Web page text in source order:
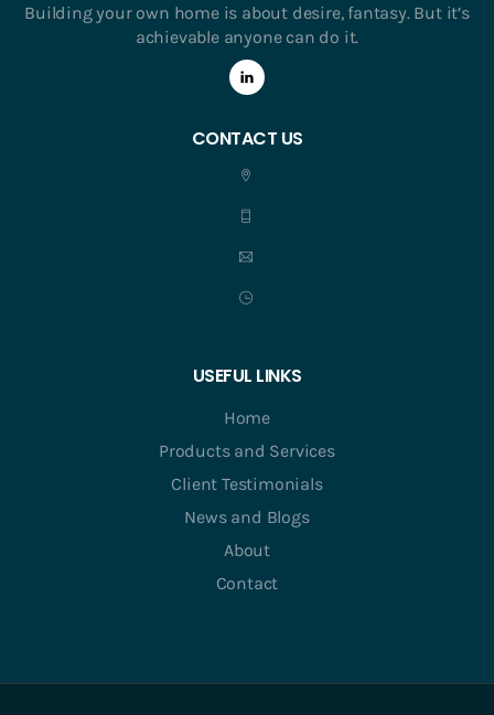
Building your own home is about desire, fantasy. But it’s
achievable anyone can do it.
CONTACT US
USEFUL LINKS
Home
Products and Services
Client Testimonials
News and Blogs
About
Contact